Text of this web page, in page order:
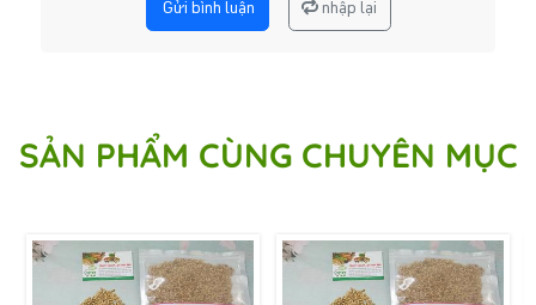
Gửi bình luận nhập lại
SẢN PHẨM CÙNG CHUYÊN MỤC